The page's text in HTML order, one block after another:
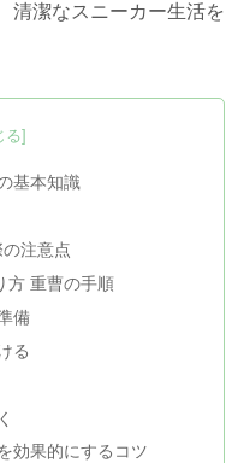
清潔なスニーカー生活を
基本知識
注意点
方 重曹の手順
備
る
効果的にするコツ